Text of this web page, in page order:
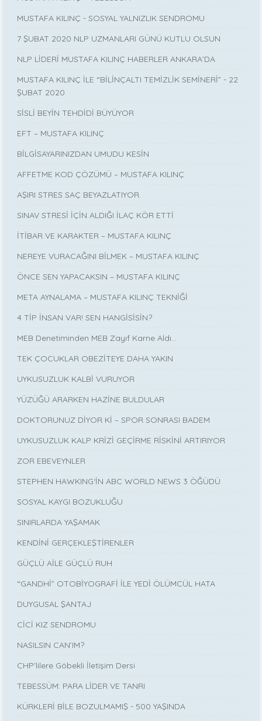
MUSTAFA KILINÇ - SOSYAL YALNIZLIK SENDROMU
7 ŞUBAT 2020 NLP UZMANLARI GÜNÜ KUTLU OLSUN
NLP LİDERİ MUSTAFA KILINÇ HABERLER ANKARA’DA
MUSTAFA KILINÇ İLE “BİLİNÇALTI TEMİZLİK SEMİNERİ” - 22
ŞUBAT 2020
SİSLİ BEYİN TEHDİDİ BÜYÜYOR
EFT – MUSTAFA KILINÇ
BİLGİSAYARINIZDAN UMUDU KESİN
AFFETME KOD ÇÖZÜMÜ – MUSTAFA KILINÇ
AŞIRI STRES SAÇ BEYAZLATIYOR.
SINAV STRESİ İÇİN ALDIĞI İLAÇ KÖR ETTİ
İTİBAR VE KARAKTER – MUSTAFA KILINÇ
NEREYE VURACAĞINI BİLMEK – MUSTAFA KILINÇ
ÖNCE SEN YAPACAKSIN – MUSTAFA KILINÇ
META AYNALAMA – MUSTAFA KILINÇ TEKNİĞİ
4 TİP İNSAN VAR! SEN HANGİSİSİN?
MEB Denetiminden MEB Zayıf Karne Aldı…
TEK ÇOCUKLAR OBEZİTEYE DAHA YAKIN
UYKUSUZLUK KALBİ VURUYOR
YÜZÜĞÜ ARARKEN HAZİNE BULDULAR
DOKTORUNUZ DİYOR Kİ – SPOR SONRASI BADEM
UYKUSUZLUK KALP KRİZİ GEÇİRME RİSKİNİ ARTIRIYOR
ZOR EBEVEYNLER
STEPHEN HAWKING‘İN ABC WORLD NEWS 3 ÖĞÜDÜ
SOSYAL KAYGI BOZUKLUĞU
SINIRLARDA YAŞAMAK
KENDİNİ GERÇEKLEŞTİRENLER
GÜÇLÜ AİLE GÜÇLÜ RUH
“GANDHİ” OTOBİYOGRAFİ İLE YEDİ ÖLÜMCÜL HATA
DUYGUSAL ŞANTAJ
CİCİ KIZ SENDROMU
NASILSIN CAN’IM?
CHP'lilere Göbekli İletişim Dersi
TEBESSÜM: PARA LİDER VE TANRI
KÜRKLERİ BİLE BOZULMAMIŞ - 500 YAŞINDA